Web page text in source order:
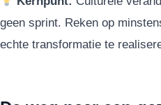
geen sprint. Reken op
echte transformatie te